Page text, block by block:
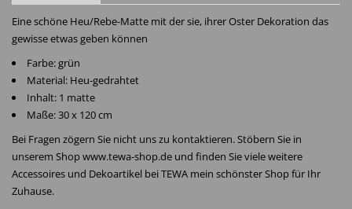
Eine schöne Heu/Rebe-Matte mit der sie, ihrer Oster Dekoration das
gewisse etwas geben können
Farbe: grün
Material: Heu-gedrahtet
Inhalt: 1 matte
Maße: 30 x 120 cm
Bei Fragen zögern Sie nicht uns zu kontaktieren. Stöbern Sie in
unserem Shop www.tewa-shop.de und finden Sie viele weitere
Accessoires und Dekoartikel bei TEWA mein schönster Shop für Ihr
Zuhause.